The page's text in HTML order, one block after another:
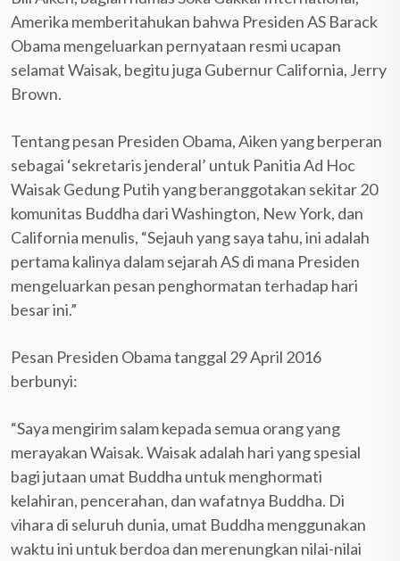
Amerika memberitahukan bahwa Presiden AS Barack
Obama mengeluarkan pernyataan resmi ucapan
selamat Waisak, begitu juga Gubernur California, Jerry
Brown.
Tentang pesan Presiden Obama, Aiken yang berperan
sebagai ‘sekretaris jenderal’ untuk Panitia Ad Hoc
Waisak Gedung Putih yang beranggotakan sekitar 20
komunitas Buddha dari Washington, New York, dan
California menulis, “Sejauh yang saya tahu, ini adalah
pertama kalinya dalam sejarah AS di mana Presiden
mengeluarkan pesan penghormatan terhadap hari
besar ini.”
Pesan Presiden Obama tanggal 29 April 2016
berbunyi:
“Saya mengirim salam kepada semua orang yang
merayakan Waisak. Waisak adalah hari yang spesial
bagi jutaan umat Buddha untuk menghormati
kelahiran, pencerahan, dan wafatnya Buddha. Di
vihara di seluruh dunia, umat Buddha menggunakan
waktu ini untuk berdoa dan merenungkan nilai-nilai